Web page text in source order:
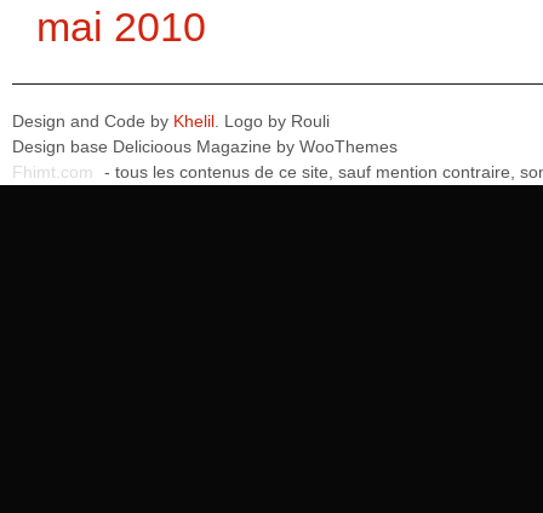
mai 2010
Design and Code by Khelil . Logo by Rouli
Design base Delicioous Magazine by WooThemes
Fhimt.com
- tous les contenus de ce site, sauf mention contraire,